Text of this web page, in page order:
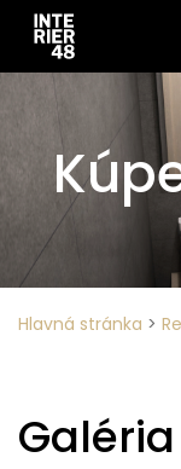
Hlavná stránka >
Galéria